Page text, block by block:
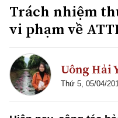
Trách nhiệm
vi phạm về
Uông Hải
Thứ 5, 05/04/